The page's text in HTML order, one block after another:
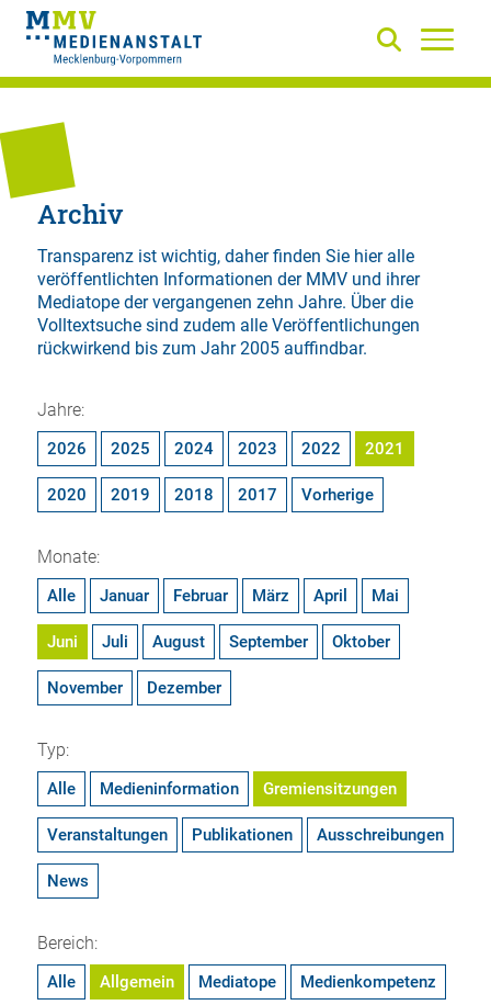
Archiv
Transparenz ist wichtig, daher finden Sie hier alle
veröffentlichten Informationen der MMV und ihrer
Mediatope der vergangenen zehn Jahre. Über die
Volltextsuchesind zudem alle Veröffentlichungen
rückwirkend bis zum Jahr 2005 auffindbar.
Jahre:
2026 2025 2024 2023 2022 2021
2020 2019 2018 2017 Vorherige
Monate:
Alle Januar Februar März April Mai
Juni Juli August September Oktober
November Dezember
Typ:
Alle Medieninformation Gremiensitzungen
Veranstaltungen Publikationen Ausschreibungen
News
Bereich:
Alle Allgemein Mediatope Medienkompetenz